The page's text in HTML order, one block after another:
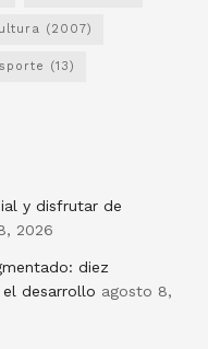
(2007)
(13)
y disfrutar de
2026
diez
desarrollo agosto 8,